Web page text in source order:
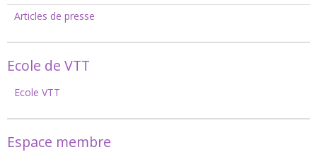
Articles de presse
Ecole de VTT
Ecole VTT
Espace membre